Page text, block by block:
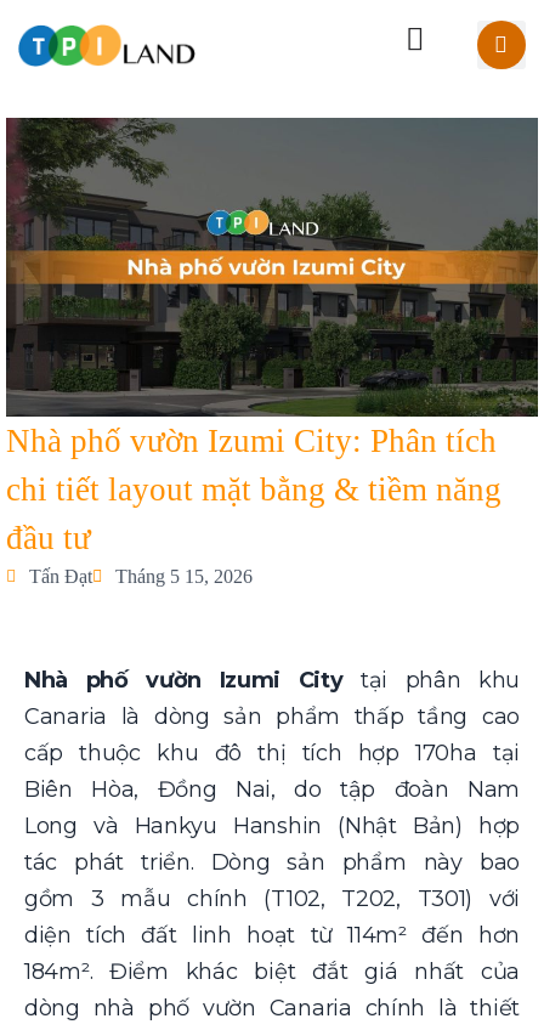
Nhà phố vườn Izumi City: Phân tích
chi tiết layout mặt bằng & tiềm năng
đầu tư
Tấn Đạt Tháng 5 15, 2026
Nhà phố vườn Izumi Citytại phân khu
Canaria là dòng sản phẩm thấp tầng cao
cấp thuộc khu đô thị tích hợp 170ha tại
Biên Hòa, Đồng Nai, do tập đoàn Nam
Long và Hankyu Hanshin (Nhật Bản) hợp
tác phát triển. Dòng sản phẩm này bao
gồm 3 mẫu chính (T102, T202, T301) với
diện tích đất linh hoạt từ 114m² đến hơn
184m². Điểm khác biệt đắt giá nhất của
dòng nhà phố vườn Canaria chính là thiết